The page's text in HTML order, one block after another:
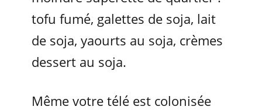
tofu fumé, galettes de soja, lait
de soja, yaourts au soja, crèmes
dessert au soja.
Même votre télé est colonisée